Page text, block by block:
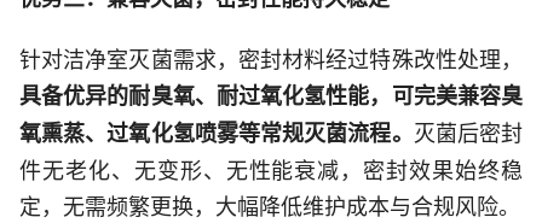
针对洁净室灭菌需求，密封材料经过特殊改性处理，
具备优异的耐臭氧、耐过氧化氢性能，可完美兼容臭
氧熏蒸、过氧化氢喷雾等常规灭菌流程。 灭菌后密封
件无老化、无变形、无性能衰减，密封效果始终稳
定，无需频繁更换，大幅降低维护成本与合规风险。